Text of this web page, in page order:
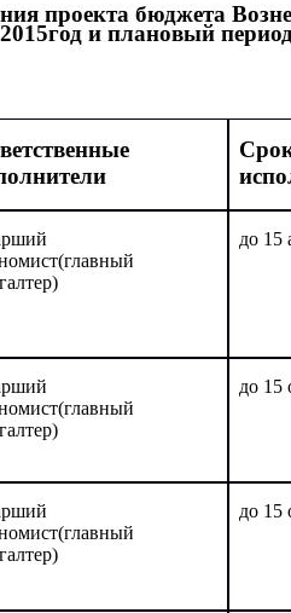
проекта бюджета
2015год и плановый
до 15
до 15
до 15